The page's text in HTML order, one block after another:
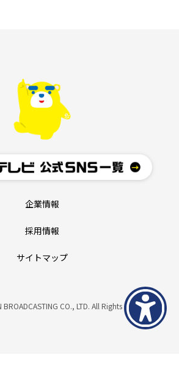
企業情報
採用情報
サイトマップ
BROADCASTING CO., LTD. All Rights Reserved.